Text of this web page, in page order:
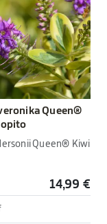
Queen®
Queen® Kiwi
14,99 €